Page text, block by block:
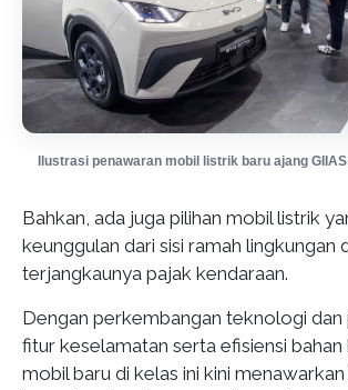
Ilustrasi penawaran mobil listrik baru ajang
Bahkan, ada juga pilihan mobil listrik
keunggulan dari sisi ramah lingkungan
terjangkaunya pajak kendaraan.
Dengan perkembangan teknologi dan
fitur keselamatan serta efisiensi
mobil baru di kelas ini kini